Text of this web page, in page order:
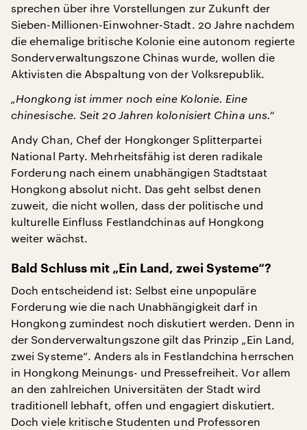
sprechen über ihre Vorstellungen zur Zukunft der
Sieben-Millionen-Einwohner-Stadt. 20 Jahre nachdem
die ehemalige britische Kolonie eine autonom regierte
Sonderverwaltungszone Chinas wurde, wollen die
Aktivisten die Abspaltung von der Volksrepublik.
„Hongkong ist immer noch eine Kolonie. Eine
chinesische. Seit 20 Jahren kolonisiert China uns.“
Andy Chan, Chef der Hongkonger Splitterpartei
National Party. Mehrheitsfähig ist deren radikale
Forderung nach einem unabhängigen Stadtstaat
Hongkong absolut nicht. Das geht selbst denen
zuweit, die nicht wollen, dass der politische und
kulturelle Einfluss Festlandchinas auf Hongkong
weiter wächst.
Bald Schluss mit „Ein Land, zwei Systeme“?
Doch entscheidend ist: Selbst eine unpopuläre
Forderung wie die nach Unabhängigkeit darf in
Hongkong zumindest noch diskutiert werden. Denn in
der Sonderverwaltungszone gilt das Prinzip „Ein Land,
zwei Systeme“. Anders als in Festlandchina herrschen
in Hongkong Meinungs- und Pressefreiheit. Vor allem
an den zahlreichen Universitäten der Stadt wird
traditionell lebhaft, offen und engagiert diskutiert.
Doch viele kritische Studenten und Professoren